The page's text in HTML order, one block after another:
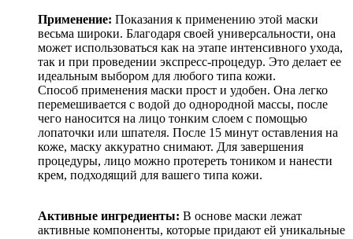
Применение: Показания к применению этой маски
весьма широки. Благодаря своей универсальности, она
может использоваться как на этапе интенсивного ухода,
так и при проведении экспресс-процедур. Это делает ее
идеальным выбором для любого типа кожи.
Способ применения маски прост и удобен. Она легко
перемешивается с водой до однородной массы, после
чего наносится на лицо тонким слоем с помощью
лопаточки или шпателя. После 15 минут оставления на
коже, маску аккуратно снимают. Для завершения
процедуры, лицо можно протереть тоником и нанести
крем, подходящий для вашего типа кожи.
Активные ингредиенты: В основе маски лежат
активные компоненты, которые придают ей уникальные